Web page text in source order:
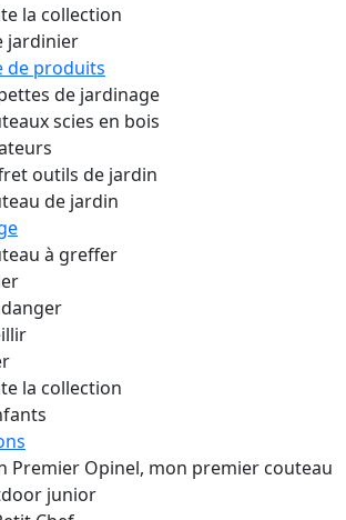
la collection
jardinier
de produits
de jardinage
scies en bois
outils de jardin
de jardin
à greffer
la collection
Premier Opinel, mon premier couteau
junior